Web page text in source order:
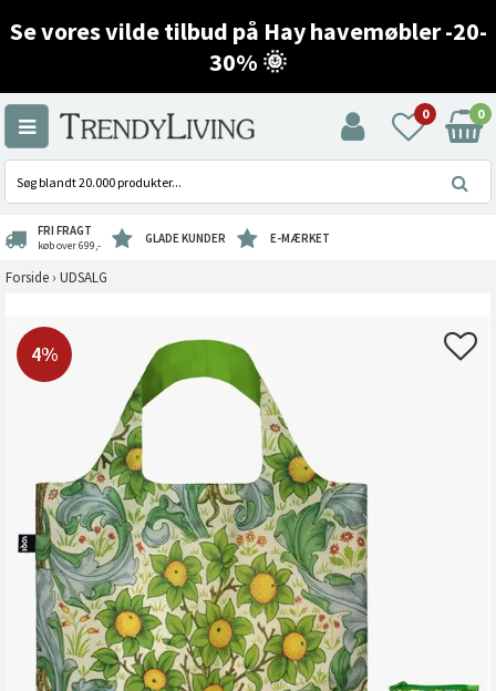
Se vores vilde tilbud på Hay havemøbler -20-
30% 🌞
0 0
FRI FRAGT
køb over 699,- GLADE KUNDER E-MÆRKET
Forside › UDSALG
4%